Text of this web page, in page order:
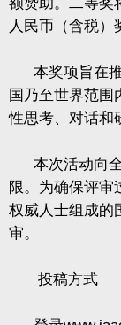
人民币（含税）
本奖项旨在
国乃至世界范围
性思考、对话和
本次活动向
限。为确保评审
权威人士组成的
审。
投稿方式